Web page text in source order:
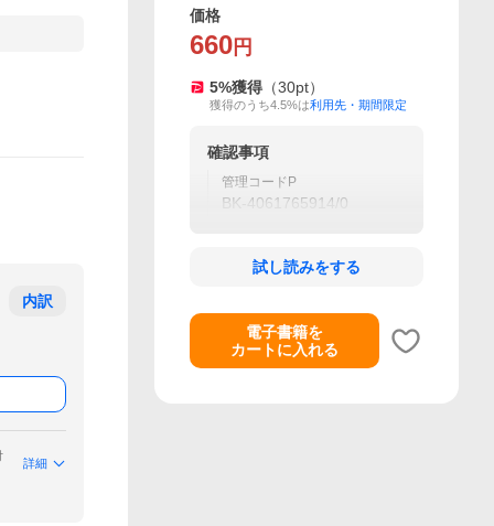
内訳
詳細
価格
660 円
5%獲得 （30pt）
獲得のうち4.5%は利用先・期間限定
確認事項
管理コードP
BK-4061765914/0
試し読みをする
電子書籍を
カートに入れる